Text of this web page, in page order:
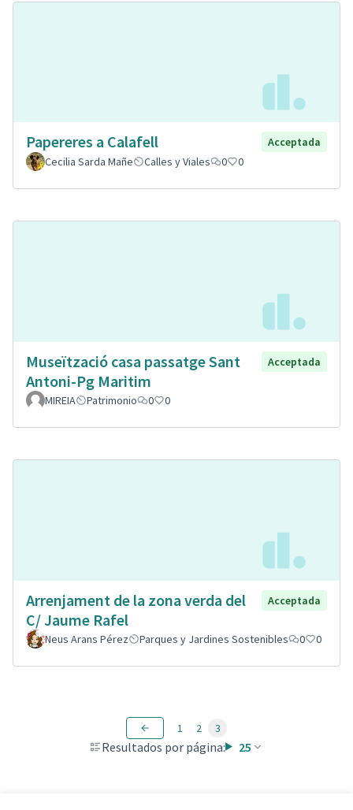
Papereres a Calafell
Acceptada
Cecilia Sarda Mañe
Calles y Viales 0 0
Museïtzació casa passatge Sant
Antoni-Pg Maritim
Acceptada
MIREIA Patrimonio 0 0
Arrenjament de la zona verda del
C/ Jaume Rafel
Acceptada
Neus Arans Pérez Parques y Jardines Sostenibles 0 0
Resultados por página: 25
1 2 3